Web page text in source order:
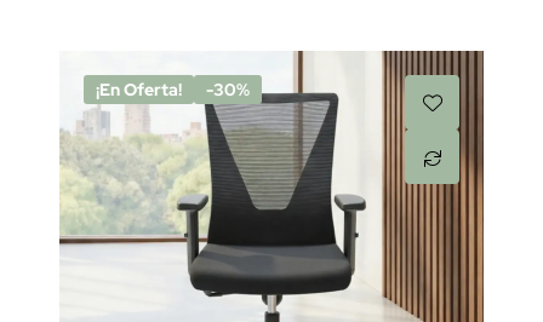
¡En Oferta! -30%